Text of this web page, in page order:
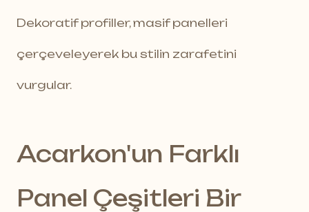
Dekoratif profiller, masif panelleri
çerçeveleyerek bu stilin zarafetini
vurgular.
Acarkon'un Farklı
Panel Çeşitleri Bir